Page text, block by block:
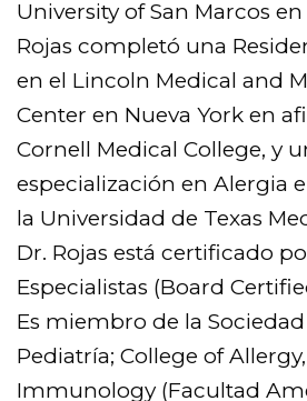
University of San Marcos en
Rojas completó una
en el Lincoln Medical and
Center en Nueva York en
Cornell Medical College, y
especialización en Alergia
la Universidad de Texas
Dr. Rojas está certificado
Especialistas (Board
Es miembro de la
Pediatría; College of
Immunology (Facultad